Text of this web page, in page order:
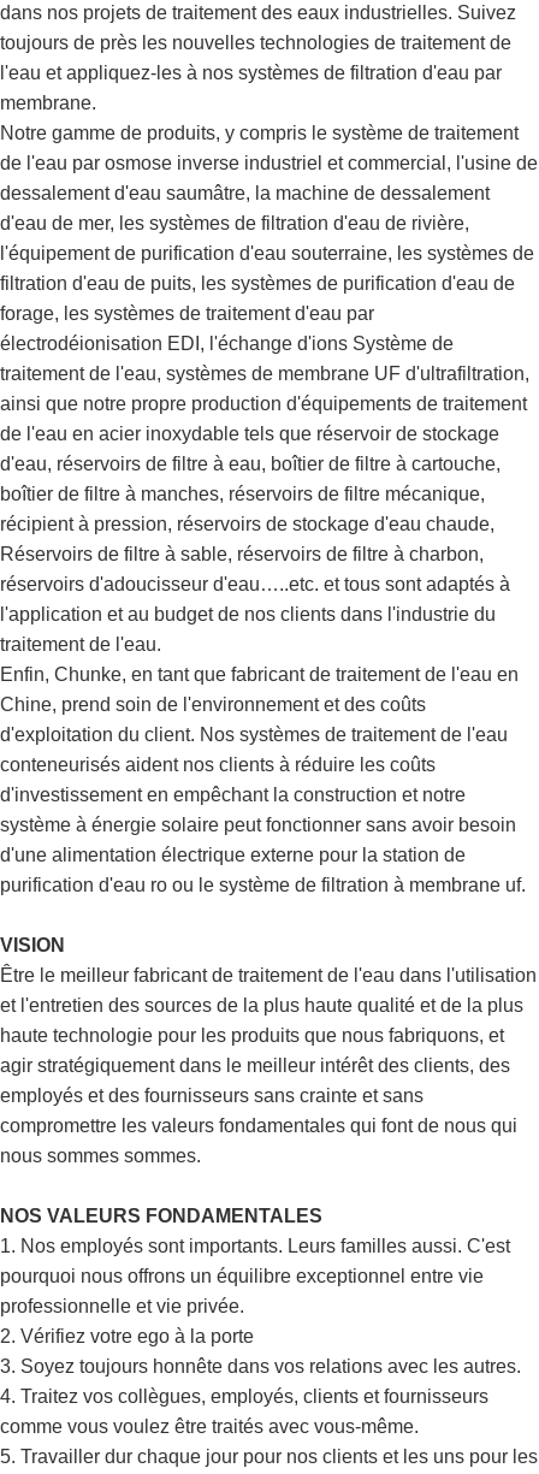
dans nos projets de traitement des eaux industrielles. Suivez
toujours de près les nouvelles technologies de traitement de
l'eau et appliquez-les à nos systèmes de filtration d'eau par
membrane.
Notre gamme de produits, y compris le système de traitement
de l'eau par osmose inverse industriel et commercial, l'usine de
dessalement d'eau saumâtre, la machine de dessalement
d'eau de mer, les systèmes de filtration d'eau de rivière,
l'équipement de purification d'eau souterraine, les systèmes de
filtration d'eau de puits, les systèmes de purification d'eau de
forage, les systèmes de traitement d'eau par
électrodéionisation EDI, l'échange d'ions Système de
traitement de l'eau, systèmes de membrane UF d'ultrafiltration,
ainsi que notre propre production d'équipements de traitement
de l'eau en acier inoxydable tels que réservoir de stockage
d'eau, réservoirs de filtre à eau, boîtier de filtre à cartouche,
boîtier de filtre à manches, réservoirs de filtre mécanique,
récipient à pression, réservoirs de stockage d'eau chaude,
Réservoirs de filtre à sable, réservoirs de filtre à charbon,
réservoirs d'adoucisseur d'eau…..etc. et tous sont adaptés à
l'application et au budget de nos clients dans l'industrie du
traitement de l'eau.
Enfin, Chunke, en tant que fabricant de traitement de l'eau en
Chine, prend soin de l'environnement et des coûts
d'exploitation du client. Nos systèmes de traitement de l'eau
conteneurisés aident nos clients à réduire les coûts
d'investissement en empêchant la construction et notre
système à énergie solaire peut fonctionner sans avoir besoin
d'une alimentation électrique externe pour la station de
purification d'eau ro ou le système de filtration à membrane uf.
VISION
Être le meilleur fabricant de traitement de l'eau dans l'utilisation
et l'entretien des sources de la plus haute qualité et de la plus
haute technologie pour les produits que nous fabriquons, et
agir stratégiquement dans le meilleur intérêt des clients, des
employés et des fournisseurs sans crainte et sans
compromettre les valeurs fondamentales qui font de nous qui
nous sommes sommes.
NOS VALEURS FONDAMENTALES
1. Nos employés sont importants. Leurs familles aussi. C'est
pourquoi nous offrons un équilibre exceptionnel entre vie
professionnelle et vie privée.
2. Vérifiez votre ego à la porte
3. Soyez toujours honnête dans vos relations avec les autres.
4. Traitez vos collègues, employés, clients et fournisseurs
comme vous voulez être traités avec vous-même.
5. Travailler dur chaque jour pour nos clients et les uns pour les